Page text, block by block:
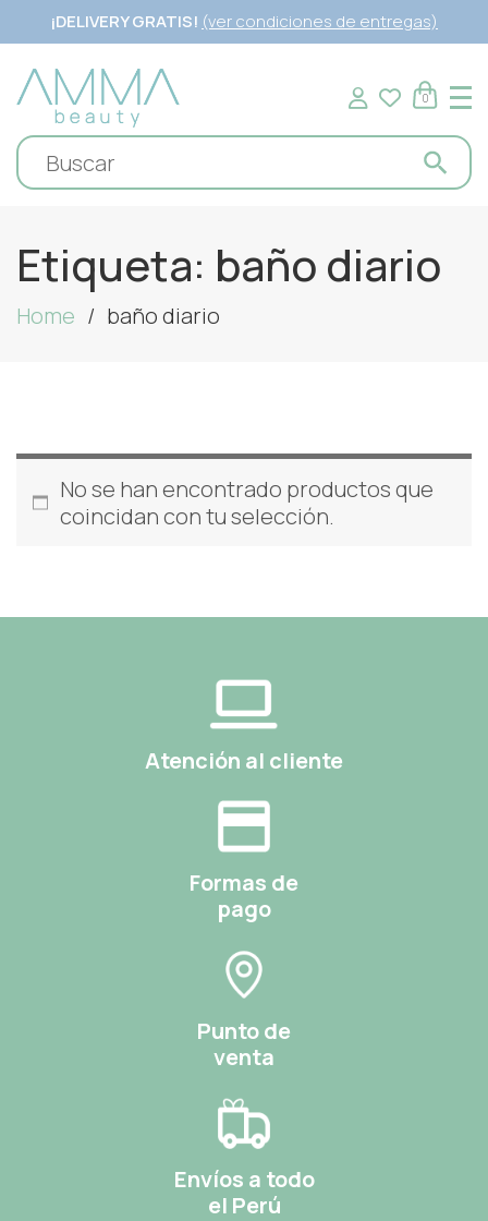
¡DELIVERY GRATIS! (ver condiciones de entregas)
0
Etiqueta: baño diario
Home baño diario
No se han encontrado productos que
coincidan con tu selección.
Atención al cliente
Formas de
pago
Punto de
venta
Envíos a todo
el Perú